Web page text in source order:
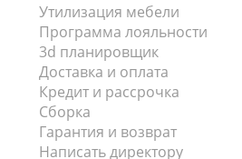
Утилизация мебели
Программа лояльности
3d планировщик
Доставка и оплата
Кредит и рассрочка
Сборка
Гарантия и возврат
Написать директору